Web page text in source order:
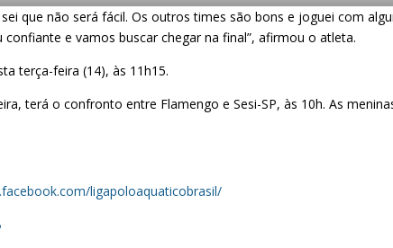
que não será fácil. Os outros times são bons e joguei com
e vamos buscar chegar na final”, afirmou o atleta.
terça-feira (14), às 11h15.
terá o confronto entre Flamengo e Sesi-SP, às 10h. As
ligapoloaquaticobrasil/